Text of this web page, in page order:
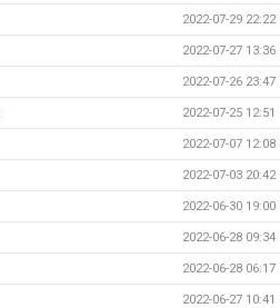
2022-07-29 22:22
2022-07-27 13:36
2022-07-26 23:47
2022-07-25 12:51
2022-07-07 12:08
2022-07-03 20:42
2022-06-30 19:00
2022-06-28 09:34
2022-06-28 06:17
2022-06-27 10:41